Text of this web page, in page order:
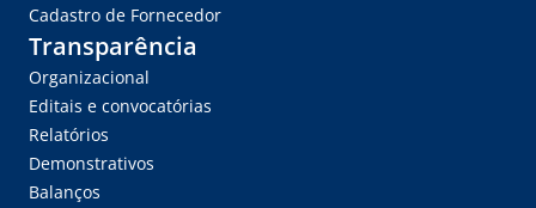
Cadastro de Fornecedor
Transparência
Organizacional
Editais e convocatórias
Relatórios
Demonstrativos
Balanços